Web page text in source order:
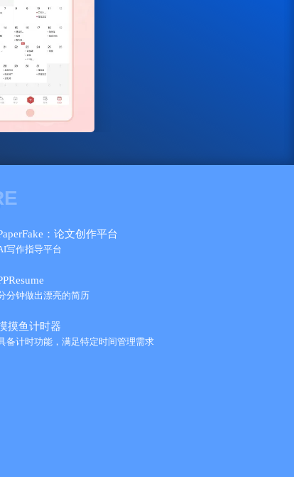
：论文创作平台
写作指导平台
分钟做出漂亮的简历
摸鱼计时器
备计时功能，满足特定时间管理需求